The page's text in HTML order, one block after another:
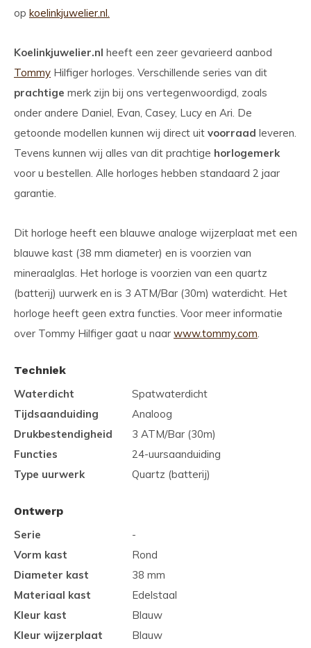
op koelinkjuwelier.nl.
Koelinkjuwelier.nl heeft een zeer gevarieerd aanbod
Tommy Hilfiger horloges. Verschillende series van dit
prachtige merk zijn bij ons vertegenwoordigd, zoals
onder andere Daniel, Evan, Casey, Lucy en Ari. De
getoonde modellen kunnen wij direct uit voorraad leveren.
Tevens kunnen wij alles van dit prachtige horlogemerk
voor u bestellen. Alle horloges hebben standaard 2 jaar
garantie.
Dit horloge heeft een blauwe analoge wijzerplaat met een
blauwe kast (38 mm diameter) en is voorzien van
mineraalglas. Het horloge is voorzien van een quartz
(batterij) uurwerk en is 3 ATM/Bar (30m) waterdicht. Het
horloge heeft geen extra functies. Voor meer informatie
over Tommy Hilfiger gaat u naar www.tommy.com.
Techniek
Waterdicht
Spatwaterdicht
Tijdsaanduiding
Analoog
Drukbestendigheid
3 ATM/Bar (30m)
Functies
24-uursaanduiding
Type uurwerk
Quartz (batterij)
Ontwerp
Serie
-
Vorm kast
Rond
Diameter kast
38 mm
Materiaal kast
Edelstaal
Kleur kast
Blauw
Kleur wijzerplaat
Blauw